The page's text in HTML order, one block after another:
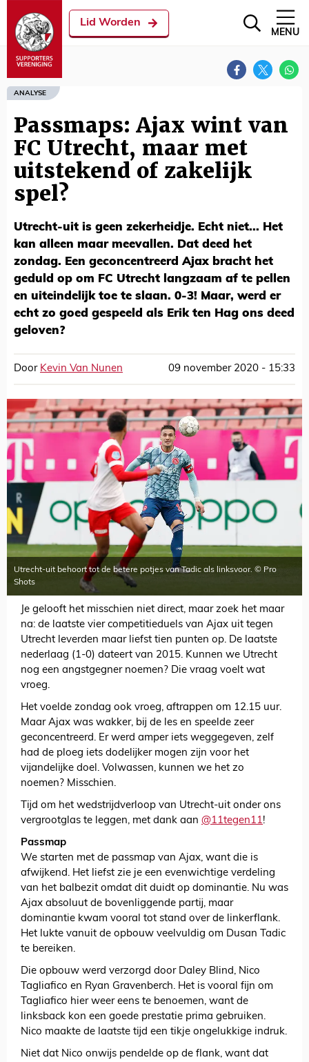
Lid Worden
MENU
ANALYSE
Passmaps: Ajax wint van
FC Utrecht, maar met
uitstekend of zakelijk
spel?
Utrecht-uit is geen zekerheidje. Echt niet... Het
kan alleen maar meevallen. Dat deed het
zondag. Een geconcentreerd Ajax bracht het
geduld op om FC Utrecht langzaam af te pellen
en uiteindelijk toe te slaan. 0-3! Maar, werd er
echt zo goed gespeeld als Erik ten Hag ons deed
geloven?
Door Kevin Van Nunen 09 november 2020 - 15:33
Utrecht-uit behoort tot de betere potjes van Tadic als linksvoor. © Pro
Shots
Je gelooft het misschien niet direct, maar zoek het maar
na: de laatste vier competitieduels van Ajax uit tegen
Utrecht leverden maar liefst tien punten op. De laatste
nederlaag (1-0) dateert van 2015. Kunnen we Utrecht
nog een angstgegner noemen? Die vraag voelt wat
vroeg.
Het voelde zondag ook vroeg, aftrappen om 12.15 uur.
Maar Ajax was wakker, bij de les en speelde zeer
geconcentreerd. Er werd amper iets weggegeven, zelf
had de ploeg iets dodelijker mogen zijn voor het
vijandelijke doel. Volwassen, kunnen we het zo
noemen? Misschien.
Tijd om het wedstrijdverloop van Utrecht-uit onder ons
vergrootglas te leggen, met dank aan @11tegen11!
Passmap
We starten met de passmap van Ajax, want die is
afwijkend. Het liefst zie je een evenwichtige verdeling
van het balbezit omdat dit duidt op dominantie. Nu was
Ajax absoluut de bovenliggende partij, maar
dominantie kwam vooral tot stand over de linkerflank.
Het lukte vanuit de opbouw veelvuldig om Dusan Tadic
te bereiken.
Die opbouw werd verzorgd door Daley Blind, Nico
Tagliafico en Ryan Gravenberch. Het is vooral fijn om
Tagliafico hier weer eens te benoemen, want de
linksback kon een goede prestatie prima gebruiken.
Nico maakte de laatste tijd een tikje ongelukkige indruk.
Niet dat Nico onwijs pendelde op de flank, want dat